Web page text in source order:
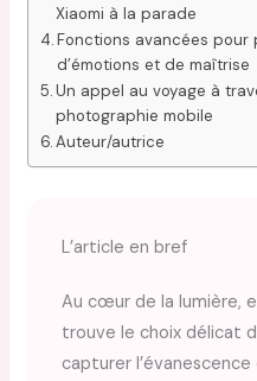
Xiaomi à la parade
Fonctions avancées
d’émotions et de maîtrise
Un appel au voyage à
photographie mobile
Auteur/autrice
L’article en bref
Au cœur de la lumière,
trouve le choix délicat
capturer